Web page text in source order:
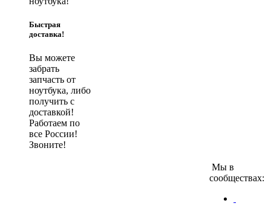
Быстрая
доставка!
Вы можете
забрать
запчасть от
ноутбука, либо
получить с
доставкой!
Работаем по
все России!
Звоните!
Мы в
сообществах: